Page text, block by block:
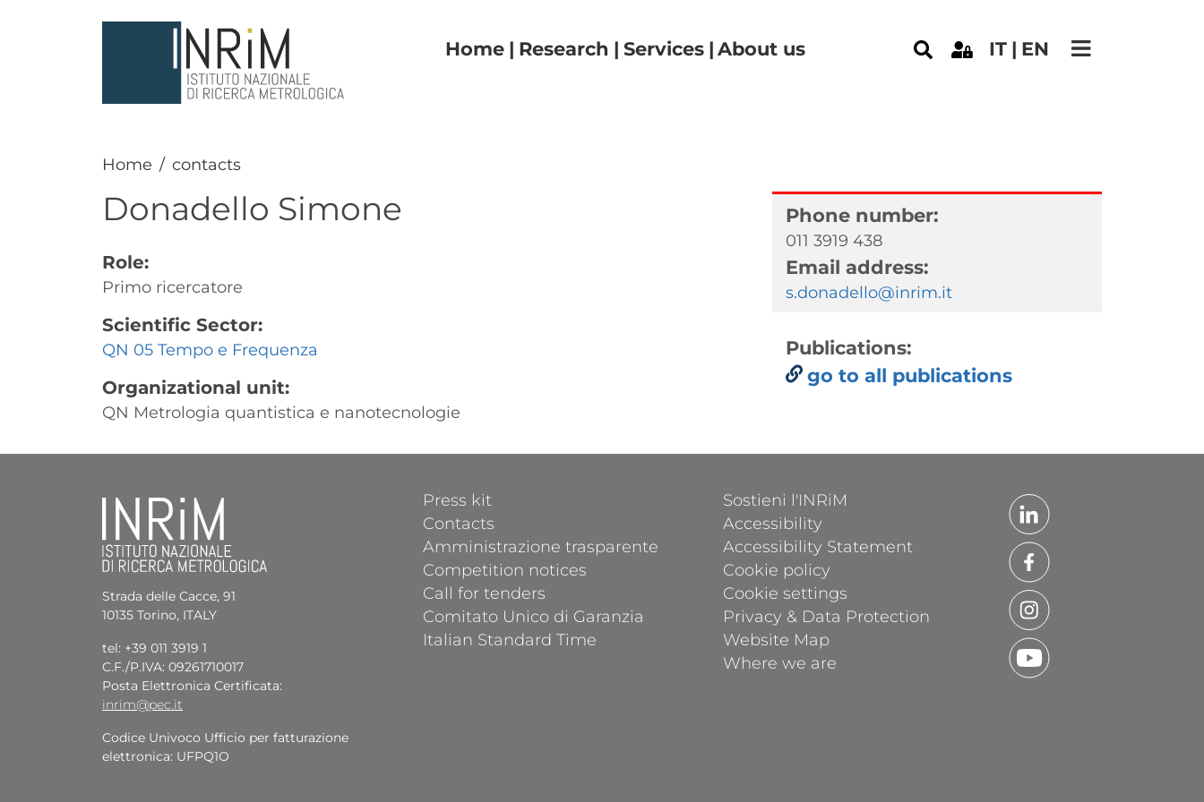
Navigazione principale
Home Research Services About us IT EN
Home contacts
Donadello Simone
Role:
Primo ricercatore
Scientific Sector:
QN 05 Tempo e Frequenza
Organizational unit:
QN Metrologia quantistica e nanotecnologie
Phone number:
011 3919 438
Email address:
s.donadello@inrim.it
Publications:
go to all publications
Strada delle Cacce, 91
10135 Torino, ITALY
tel: +39 011 3919 1
C.F./P.IVA: 09261710017
Posta Elettronica Certificata:
inrim@pec.it
Codice Univoco Ufficio per fatturazione
elettronica: UFPQ1O
FOOTER 1
Press kit
Contacts
Amministrazione trasparente
Competition notices
Call for tenders
Comitato Unico di Garanzia
Italian Standard Time
FOOTER 2
Sostieni l'INRiM
Accessibility
Accessibility Statement
Cookie policy
Cookie settings
Privacy & Data Protection
Website Map
Where we are